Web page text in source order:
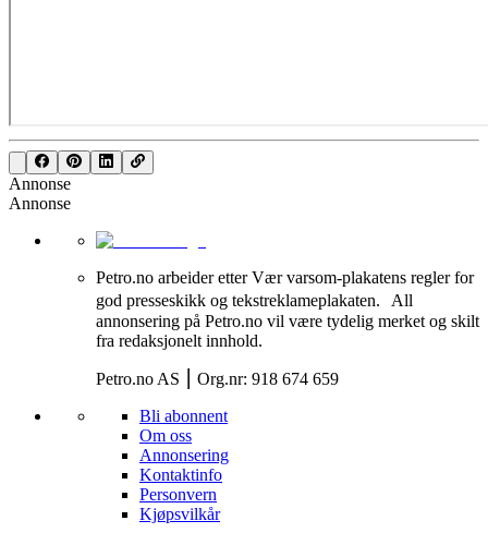
Annonse
Annonse
Petro.no arbeider etter Vær varsom-plakatens regler for
god presseskikk og tekstreklameplakaten. All
annonsering på Petro.no vil være tydelig merket og skilt
fra redaksjonelt innhold.
Petro.no AS ⎮ Org.nr: 918 674 659
Bli abonnent
Om oss
Annonsering
Kontaktinfo
Personvern
Kjøpsvilkår